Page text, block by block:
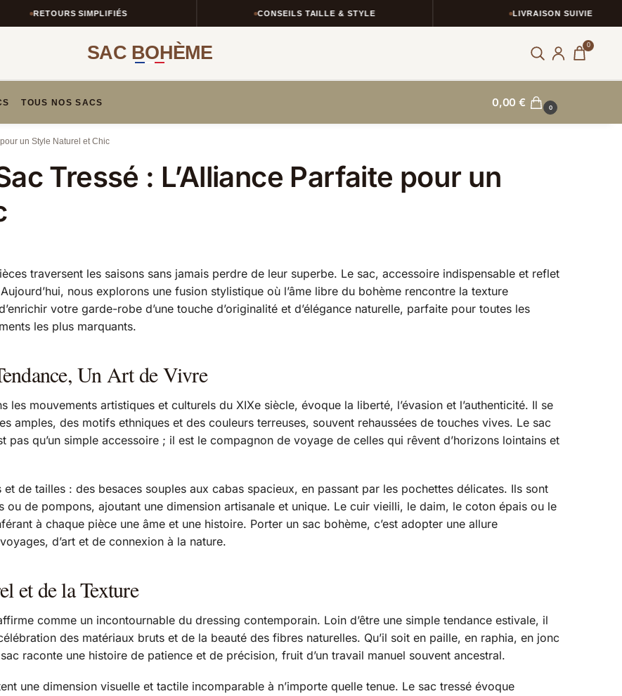
RETOURS SIMPLIFIÉS CONSEILS TAILLE & STYLE LIVRAISON SUIVIE
SAC BOHÈME 0
TOUS NOS SACS 0,00€ 0
un Style Naturel et Chic
Tressé : L’Alliance Parfaite pour un
traversent les saisons sans jamais perdre de leur superbe. Le sac, accessoire indispensable et reflet
nous explorons une fusion stylistique où l’âme libre du bohème rencontre la texture
votre garde-robe d’une touche d’originalité et d’élégance naturelle, parfaite pour toutes les
les plus marquants.
Un Art de Vivre
mouvements artistiques et culturels du XIXe siècle, évoque la liberté, l’évasion et l’authenticité. Il se
amples, des motifs ethniques et des couleurs terreuses, souvent rehaussées de touches vives. Le sac
pas qu’un simple accessoire ; il est le compagnon de voyage de celles qui rêvent d’horizons lointains et
de tailles : des besaces souples aux cabas spacieux, en passant par les pochettes délicates. Ils sont
de pompons, ajoutant une dimension artisanale et unique. Le cuir vieilli, le daim, le coton épais ou le
à chaque pièce une âme et une histoire. Porter un sac bohème, c’est adopter une allure
d’art et de connexion à la nature.
et de la Texture
comme un incontournable du dressing contemporain. Loin d’être une simple tendance estivale, il
des matériaux bruts et de la beauté des fibres naturelles. Qu’il soit en paille, en raphia, en jonc
raconte une histoire de patience et de précision, fruit d’un travail manuel souvent ancestral.
une dimension visuelle et tactile incomparable à n’importe quelle tenue. Le sac tressé évoque